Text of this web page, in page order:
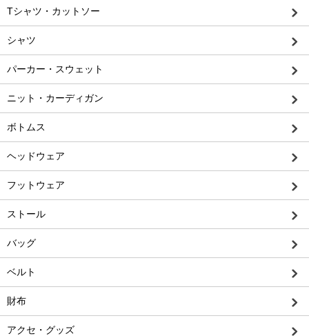
Tシャツ・カットソー
シャツ
パーカー・スウェット
ニット・カーディガン
ボトムス
ヘッドウェア
フットウェア
ストール
バッグ
ベルト
財布
アクセ・グッズ